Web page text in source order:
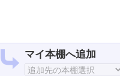
マイ本棚へ追加